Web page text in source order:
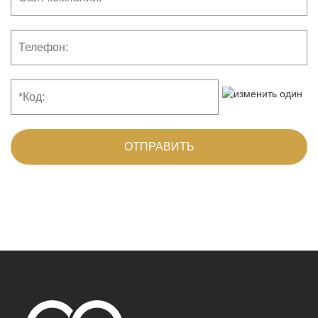
ОТПРАВИТЬ